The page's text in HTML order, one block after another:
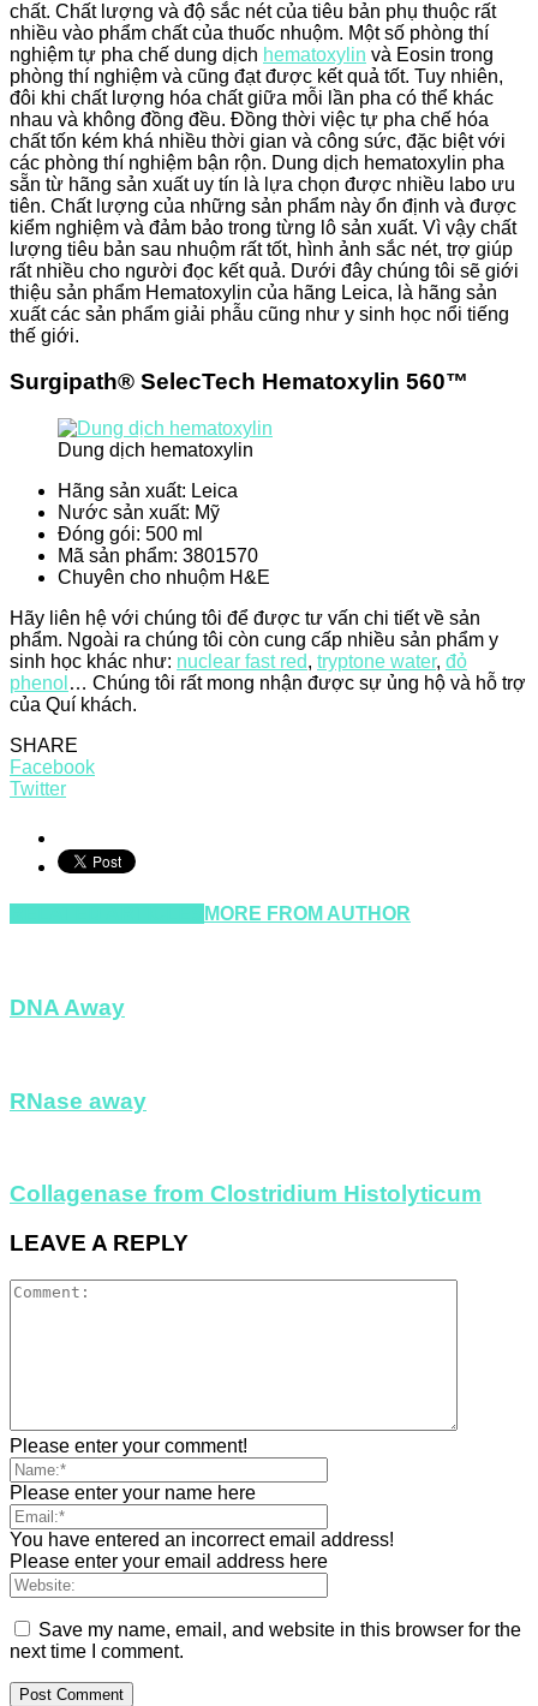
chất. Chất lượng và độ sắc nét của tiêu bản phụ thuộc rất
nhiều vào phẩm chất của thuốc nhuộm. Một số phòng thí
nghiệm tự pha chế dung dịch hematoxylin và Eosin trong
phòng thí nghiệm và cũng đạt được kết quả tốt. Tuy nhiên,
đôi khi chất lượng hóa chất giữa mỗi lần pha có thể khác
nhau và không đồng đều. Đồng thời việc tự pha chế hóa
chất tốn kém khá nhiều thời gian và công sức, đặc biệt với
các phòng thí nghiệm bận rộn. Dung dịch hematoxylin pha
sẵn từ hãng sản xuất uy tín là lựa chọn được nhiều labo ưu
tiên. Chất lượng của những sản phẩm này ổn định và được
kiểm nghiệm và đảm bảo trong từng lô sản xuất. Vì vậy chất
lượng tiêu bản sau nhuộm rất tốt, hình ảnh sắc nét, trợ giúp
rất nhiều cho người đọc kết quả. Dưới đây chúng tôi sẽ giới
thiệu sản phẩm Hematoxylin của hãng Leica, là hãng sản
xuất các sản phẩm giải phẫu cũng như y sinh học nổi tiếng
thế giới.
Surgipath® SelecTech Hematoxylin 560™
Dung dịch hematoxylin
Hãng sản xuất: Leica
Nước sản xuất: Mỹ
Đóng gói: 500 ml
Mã sản phẩm: 3801570
Chuyên cho nhuộm H&E
Hãy liên hệ với chúng tôi để được tư vấn chi tiết về sản
phẩm. Ngoài ra chúng tôi còn cung cấp nhiều sản phẩm y
sinh học khác như: nuclear fast red, tryptone water, đỏ
phenol … Chúng tôi rất mong nhận được sự ủng hộ và hỗ trợ
của Quí khách.
SHARE
Facebook
Twitter
MORE FROM AUTHOR
DNA Away
RNase away
Collagenase from Clostridium Histolyticum
LEAVE A REPLY
Please enter your comment!
Please enter your name here
You have entered an incorrect email address!
Please enter your email address here
Save my name, email, and website in this browser for the
next time I comment.